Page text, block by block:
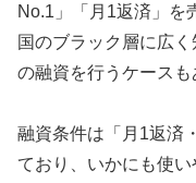
No.1」「月1返済」を
国のブラック層に広
の融資を行うケースも
融資条件は「月1返済
ており、いかにも使